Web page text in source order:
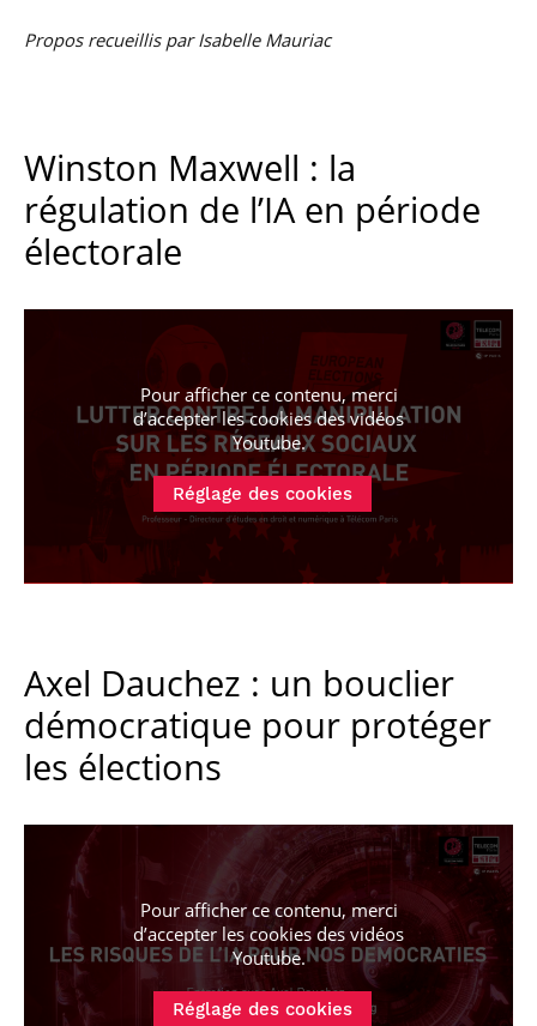
Propos recueillis par Isabelle Mauriac
Winston Maxwell : la
régulation de l’IA en période
électorale
Pour afficher ce contenu, merci
d’accepter les cookiesdes vidéos
Youtube.
Réglage des cookies
Axel Dauchez : un bouclier
démocratique pour protéger
les élections
Pour afficher ce contenu, merci
d’accepter les cookiesdes vidéos
Youtube.
Réglage des cookies